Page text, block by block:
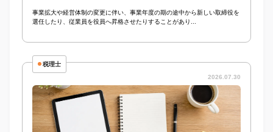
事業拡大や経営体制の変更に伴い、事業年度の期の途中から新しい取締役を
選任したり、従業員を役員へ昇格させたりすることがあり...
税理士
2026.07.30